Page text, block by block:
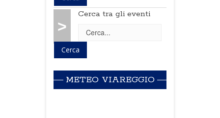
>
Cerca tra gli eventi
METEO VIAREGGIO